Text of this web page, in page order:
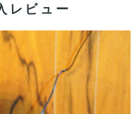
レビュー